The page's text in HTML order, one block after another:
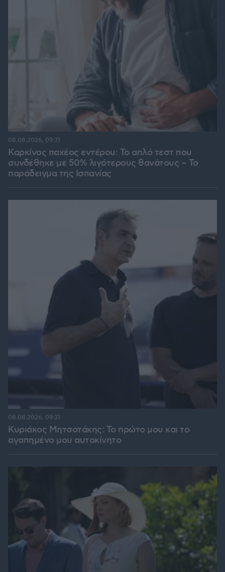
Καρκίνος παχέος εντέρου: Το απλό τεστ που
συνδέθηκε με 50% λιγότερους θανάτους – Το
παράδειγμα της Ισπανίας
08.08.2026, 09:31
Κυριάκος Μητσοτάκης: Το πρώτο μου και το
αγαπημένο μου αυτοκίνητο
08.08.2026, 09:31